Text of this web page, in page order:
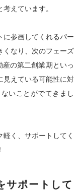
えています。
に参画してくれるパー
くなり、次のフェーズ
の第二創業期といっ
見えている可能性に対
いことがでてきまし
く、サポートしてく
サポートして